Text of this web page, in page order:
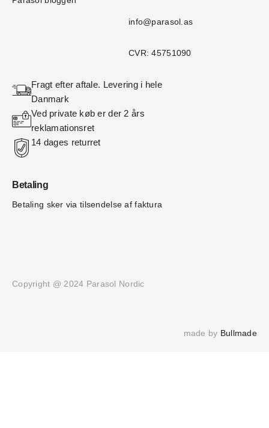
info@parasol.as
CVR: 45751090
Fragt efter aftale. Levering i hele
Danmark
Ved private køb er der 2 års
reklamationsret
14 dages returret
Betaling
Betaling sker via tilsendelse af faktura
Copyright @ 2024 Parasol Nordic
made by Bullmade